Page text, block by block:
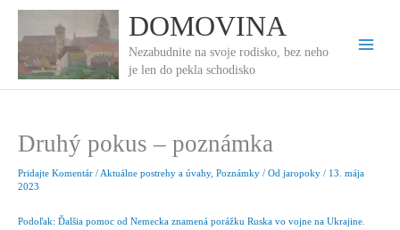
obsah
DOMOVINA
Nezabudnite na svoje rodisko, bez neho
je len do pekla schodisko
Druhý pokus – poznámka
Pridajte Komentár / Aktuálne postrehy a úvahy, Poznámky / Od jaropoky / 13. mája
2023
Podoľak: Ďalšia pomoc od Nemecka znamená porážku Ruska vo vojne na Ukrajine